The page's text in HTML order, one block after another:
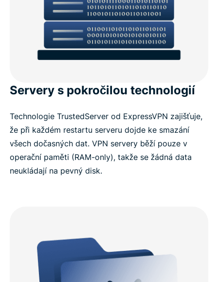
Servery s pokročilou technologií
Technologie TrustedServer od ExpressVPN zajišťuje,
že při každém restartu serveru dojde ke smazání
všech dočasných dat. VPN servery běží pouze v
operační paměti (RAM-only), takže se žádná data
neukládají na pevný disk.